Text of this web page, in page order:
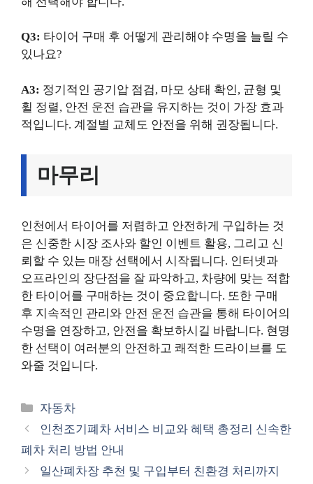
Q3: 타이어 구매 후 어떻게 관리해야 수명을 늘릴 수
있나요?
A3: 정기적인 공기압 점검, 마모 상태 확인, 균형 및
휠 정렬, 안전 운전 습관을 유지하는 것이 가장 효과
적입니다. 계절별 교체도 안전을 위해 권장됩니다.
마무리
인천에서 타이어를 저렴하고 안전하게 구입하는 것
은 신중한 시장 조사와 할인 이벤트 활용, 그리고 신
뢰할 수 있는 매장 선택에서 시작됩니다. 인터넷과
오프라인의 장단점을 잘 파악하고, 차량에 맞는 적합
한 타이어를 구매하는 것이 중요합니다. 또한 구매
후 지속적인 관리와 안전 운전 습관을 통해 타이어의
수명을 연장하고, 안전을 확보하시길 바랍니다. 현명
한 선택이 여러분의 안전하고 쾌적한 드라이브를 도
와줄 것입니다.
카
테
리
자동차
인천조기폐차 서비스 비교와 혜택 총정리 신속한
폐차 처리 방법 안내
일산폐차장 추천 및 구입부터 친환경 처리까지